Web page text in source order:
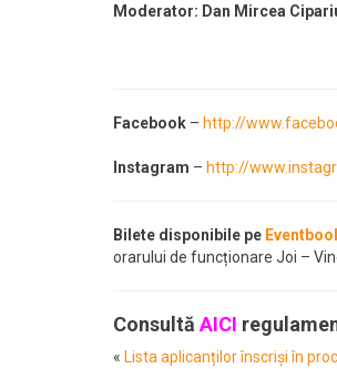
Moderator: Dan Mircea
Facebook – http://
Instagram – http://
Bilete disponibile pe
orarului de funcționare Joi –
ConsultăAICI
« Lista aplicanților înscriși în